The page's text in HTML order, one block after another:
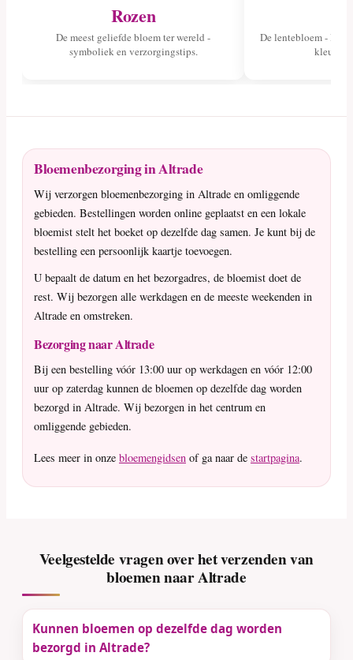
Rozen
De meest geliefde bloem ter wereld -
symboliek en verzorgingstips.
De lentebloem - lees
kleuren
Bloemenbezorging in Altrade
Wij verzorgen bloemenbezorging in Altrade en omliggende
gebieden. Bestellingen worden online geplaatst en een lokale
bloemist stelt het boeket op dezelfde dag samen. Je kunt bij de
bestelling een persoonlijk kaartje toevoegen.
U bepaalt de datum en het bezorgadres, de bloemist doet de
rest. Wij bezorgen alle werkdagen en de meeste weekenden in
Altrade en omstreken.
Bezorging naar Altrade
Bij een bestelling vóór 13:00 uur op werkdagen en vóór 12:00
uur op zaterdag kunnen de bloemen op dezelfde dag worden
bezorgd in Altrade. Wij bezorgen in het centrum en
omliggende gebieden.
Lees meer in onze bloemengidsen of ga naar de startpagina.
Veelgestelde vragen over het verzenden van
bloemen naar Altrade
Kunnen bloemen op dezelfde dag worden
bezorgd in Altrade?